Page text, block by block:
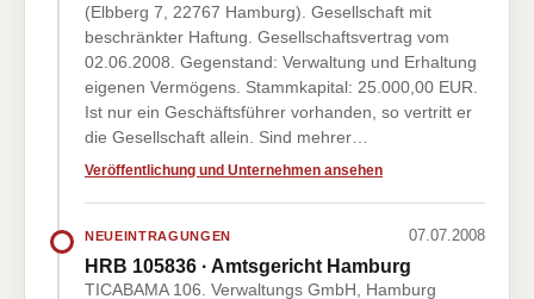
(Elbberg 7, 22767 Hamburg). Gesellschaft mit
beschränkter Haftung. Gesellschaftsvertrag vom
02.06.2008. Gegenstand: Verwaltung und Erhaltung
eigenen Vermögens. Stammkapital: 25.000,00 EUR.
Ist nur ein Geschäftsführer vorhanden, so vertritt er
die Gesellschaft allein. Sind mehrer…
Veröffentlichung und Unternehmen ansehen
NEUEINTRAGUNGEN 07.07.2008
HRB 105836 · Amtsgericht Hamburg
TICABAMA 106. Verwaltungs GmbH, Hamburg